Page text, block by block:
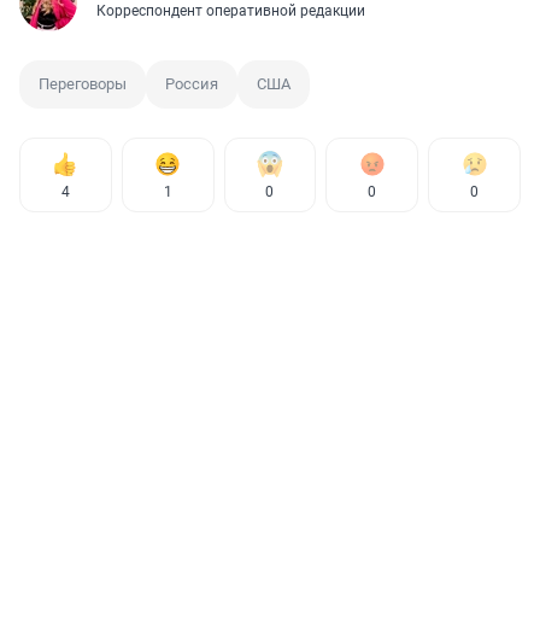
Корреспондент оперативной редакции
Переговоры Россия США
4 1 0 0 0